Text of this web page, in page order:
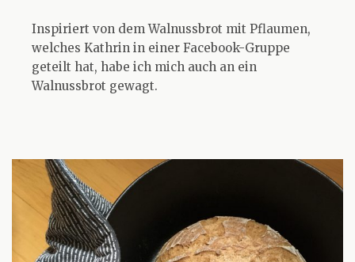
Inspiriert von dem Walnussbrot mit Pflaumen,
welches Kathrin in einer Facebook-Gruppe
geteilt hat, habe ich mich auch an ein
Walnussbrot gewagt.